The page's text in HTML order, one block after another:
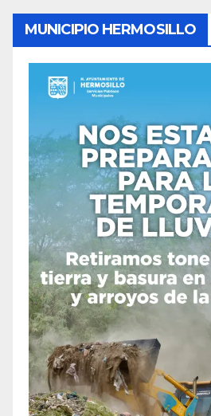
MUNICIPIO HERMOSILLO